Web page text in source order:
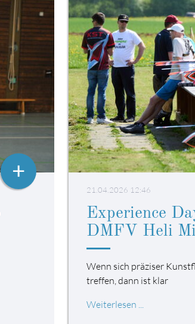
+
21.04.2026 12:46
Experience
DMFV Heli
Wenn sich präziser
treffen, dann ist klar
Weiterlesen ...